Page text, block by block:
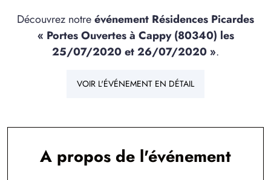
ARTICLES
Découvrez notreévénement Résidences Picardes
« Portes Ouvertes à Cappy (80340) les
25/07/2020 et 26/07/2020 ».
VOIR L'ÉVÉNEMENT EN DÉTAIL
A propos de l'événement